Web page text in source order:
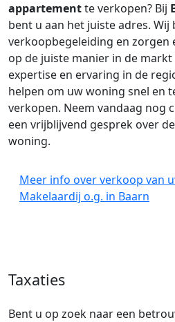
appartementte verkopen? Bij
bent u aan het juiste adres.
verkoopbegeleiding en
op de juiste manier in de
expertise en ervaring in de
helpen om uw woning snel en
verkopen. Neem vandaag nog
een vrijblijvend gesprek over
woning.
Meer info over verkoop van
Makelaardij o.g. in Baarn
Taxaties
Bent u op zoek naar een